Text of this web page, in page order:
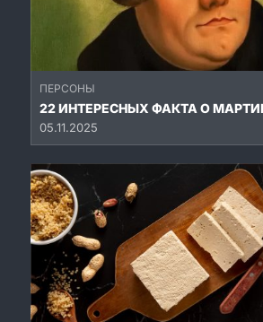
ПЕРСОНЫ
22 ИНТЕРЕСНЫХ ФАКТА О
05.11.2025